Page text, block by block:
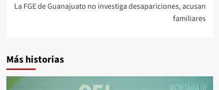
La FGE de Guanajuato no investiga desapariciones, acusan
familiares
Más historias